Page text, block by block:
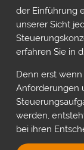
der Einführung
unserer Sicht
erfahren Sie in
Denn erst
Anforderungen
werden,
bei ihren